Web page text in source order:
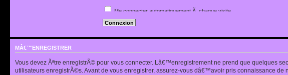
Renvoyer lâ€™e-mail de confirmation
Me connecter automatiquement Ã chaque visite
Cacher mon statut en ligne pour cette session
MÂ€™ENREGISTRER
Vous devez Ãªtre enregistrÃ© pour vous connecter. Lâ€™enregistrement ne prend que quelques
utilisateurs enregistrÃ©s. Avant de vous enregistrer, assurez-vous dâ€™avoir pris connaissance